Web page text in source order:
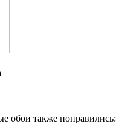
обои также понравились: